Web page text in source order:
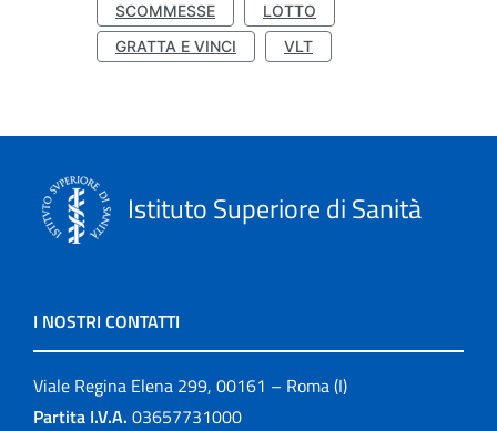
SCOMMESSE
LOTTO
GRATTA E VINCI
VLT
Istituto Superiore di Sanità
I NOSTRI CONTATTI
Viale Regina Elena 299, 00161 – Roma (I)
Partita I.V.A. 03657731000